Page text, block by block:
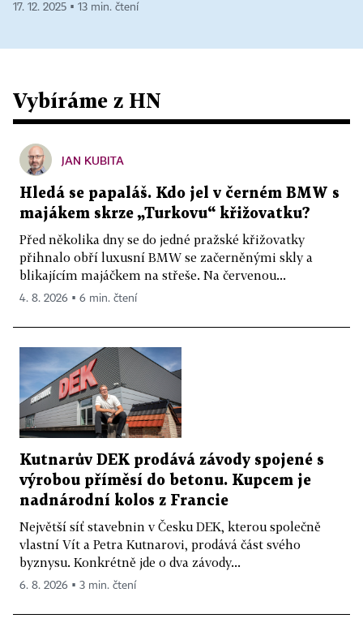
17. 12. 2025 ▪ 13 min. čtení
Vybíráme z HN
JAN KUBITA
Hledá se papaláš. Kdo jel v černém BMW s
majákem skrze „Turkovu“ křižovatku?
Před několika dny se do jedné pražské křižovatky
přihnalo obří luxusní BMW se začerněnými skly a
blikajícím majáčkem na střeše. Na červenou...
4. 8. 2026 ▪ 6 min. čtení
Kutnarův DEK prodává závody spojené s
výrobou příměsí do betonu. Kupcem je
nadnárodní kolos z Francie
Největší síť stavebnin v Česku DEK, kterou společně
vlastní Vít a Petra Kutnarovi, prodává část svého
byznysu. Konkrétně jde o dva závody...
6. 8. 2026 ▪ 3 min. čtení